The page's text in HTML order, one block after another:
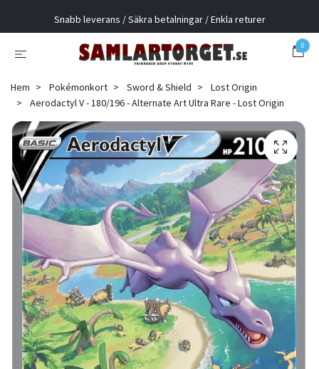
Snabb leverans / Säkra betalningar / Enkla returer
0
Hem Pokémonkort Sword & Shield
Lost Origin
Aerodactyl V - 180/196 - Alternate Art Ultra Rare - Lost Origin